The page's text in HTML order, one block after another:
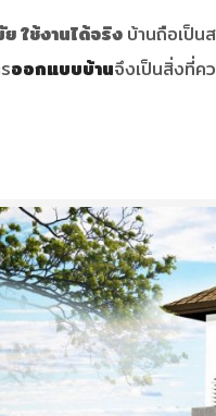
ใช้งานได้จริง บ้านถือเป็น
ออกแบบบ้านจึงเป็นสิ่งที่ค